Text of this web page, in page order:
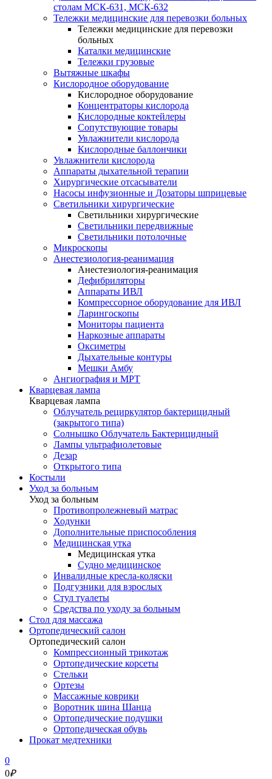
столам МСК-631, МСК-632
Тележки медицинские для перевозки больных
Тележки медицинские для перевозки
больных
Каталки медицинские
Тележки грузовые
Вытяжные шкафы
Кислородное оборудование
Кислородное оборудование
Концентраторы кислорода
Кислородные коктейлеры
Сопутствующие товары
Увлажнители кислорода
Кислородные баллончики
Увлажнители кислорода
Аппараты дыхательной терапии
Хирургические отсасыватели
Насосы инфузионные и Дозаторы шприцевые
Светильники хирургические
Светильники хирургические
Светильники передвижные
Светильники потолочные
Микроскопы
Анестезиология-реанимация
Анестезиология-реанимация
Дефибриляторы
Аппараты ИВЛ
Компрессорное оборудование для ИВЛ
Ларингоскопы
Мониторы пациента
Наркозные аппараты
Оксиметры
Дыхательные контуры
Мешки Амбу
Ангиография и МРТ
Кварцевая лампа
Кварцевая лампа
Облучатель рециркулятор бактерицидный
(закрытого типа)
Солнышко Облучатель Бактерицидный
Лампы ультрафиолетовые
Дезар
Открытого типа
Костыли
Уход за больным
Уход за больным
Противопролежневый матрас
Ходунки
Дополнительные приспособления
Медицинская утка
Медицинская утка
Судно медицинское
Инвалидные кресла-коляски
Подгузники для взрослых
Стул туалеты
Средства по уходу за больным
Cтол для массажа
Ортопедический салон
Ортопедический салон
Компрессионный трикотаж
Ортопедические корсеты
Стельки
Ортезы
Массажные коврики
Воротник шина Шанца
Ортопедические подушки
Ортопедическая обувь
Прокат медтехники
0
0₽